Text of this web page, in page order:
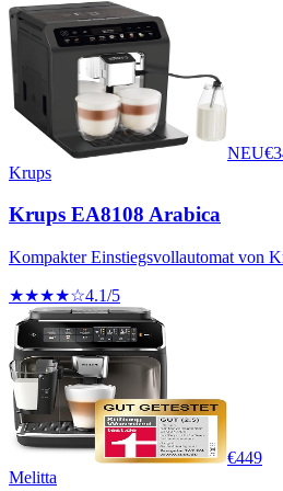
NEU€
Krups
Krups EA8108 Arabica
Kompakter Einstiegsvollautomat von
★★★★☆4.1/5
€449
Melitta